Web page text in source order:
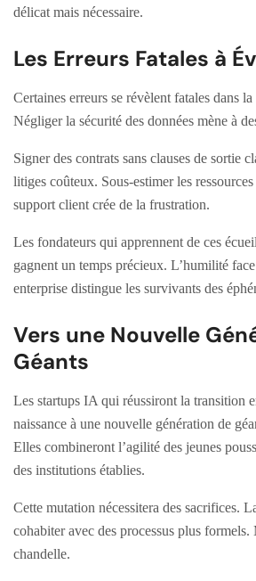
délicat mais nécessaire.
Les Erreurs Fatales à
Certaines erreurs se révèlent fatales dans
Négliger la sécurité des données mène à
Signer des contrats sans clauses de sortie
litiges coûteux. Sous-estimer les
support client crée de la frustration.
Les fondateurs qui apprennent de ces
gagnent un temps précieux. L’humilité
enterprise distingue les survivants des
Vers une Nouvelle
Géants
Les startups IA qui réussiront la transition
naissance à une nouvelle génération de
Elles combineront l’agilité des jeunes
des institutions établies.
Cette mutation nécessitera des sacrifices.
cohabiter avec des processus plus
chandelle.